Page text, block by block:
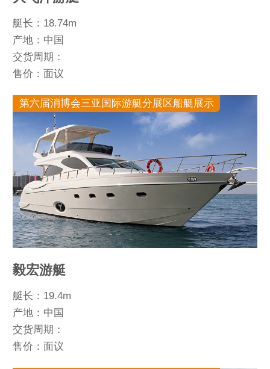
艇长：18.74m
产地：中国
交货周期：
售价：面议
第六届消博会三亚国际游艇分展区船艇展示
毅宏游艇
艇长：19.4m
产地：中国
交货周期：
售价：面议